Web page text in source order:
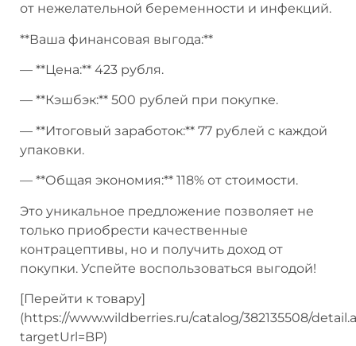
от нежелательной беременности и инфекций.
**Ваша финансовая выгода:**
— **Цена:** 423 рубля.
— **Кэшбэк:** 500 рублей при покупке.
— **Итоговый заработок:** 77 рублей с каждой
упаковки.
— **Общая экономия:** 118% от стоимости.
Это уникальное предложение позволяет не
только приобрести качественные
контрацептивы, но и получить доход от
покупки. Успейте воспользоваться выгодой!
[Перейти к товару]
(https://www.wildberries.ru/catalog/382135508/
targetUrl=BP)